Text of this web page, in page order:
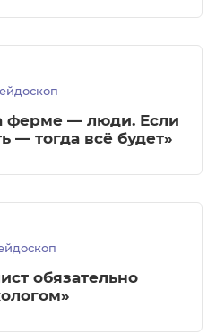
ферме — люди. Если
— тогда всё будет»
обязательно